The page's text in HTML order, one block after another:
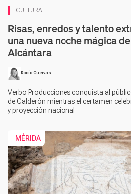
CULTURA
Risas, enredos y talento
una nueva noche mágica
Alcántara
Rocío Cuervas
Verbo Producciones conquista al
de Calderón mientras el certamen
y proyección nacional
MÉRIDA